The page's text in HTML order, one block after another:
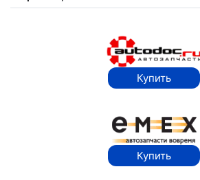
Купить
Купить